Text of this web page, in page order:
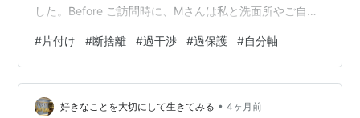
した。Before ご訪問時に、Мさんは私と洗面所やご自身
アドバイザーと一緒に片付けを進めました。その結果、
部屋は片付き、机で勉強できる状態になりました。 （お
部屋全体の写真を取り忘れました(^-^;作業中の写真を載
せます。許可いただいています） Mさまは片付けのプロ
#片付け #断捨離 #過干渉 #過保護 #自分軸
好きなことを大切にして生きてみる • 4ヶ月前